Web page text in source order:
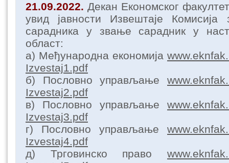
21.09.2022. Декан Економског
увид јавности Извештаје
сарадника у звање сарадник у
област:
а) Међународна економија
Izvestaj1.pdf
б) Пословно управљање
Izvestaj2.pdf
в) Пословно управљање
Izvestaj3.pdf
г) Пословно управљање
Izvestaj4.pdf
д) Трговинско право